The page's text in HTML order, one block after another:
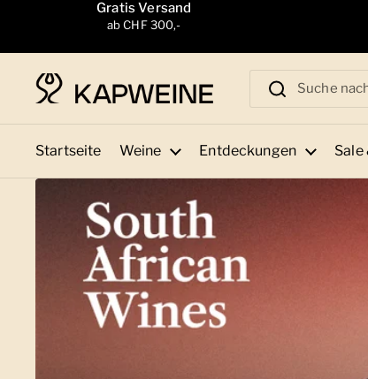
Zum Inhalt springenGratis Versand
ab CHF 300,-
Startseite Weine Entdeckungen